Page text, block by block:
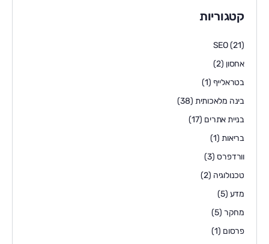
קטגוריות
SEO(21)
אחסון (2)
בטראלייף (1)
בינה מלאכותית (38)
בניית אתרים (17)
בריאות(1)
וורדפרס (3)
טכנולוגיה (2)
מדע (5)
מחקר (5)
פרסום (1)